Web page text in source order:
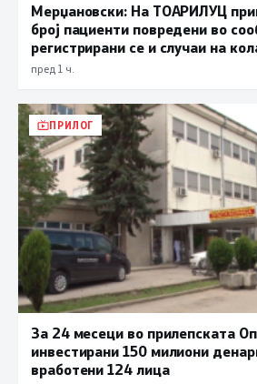
Мерџановски: На ТОАРИЛУЦ
број пациенти повредени во
регистрирани се и случаи на
од високите температури
пред 1 ч.
ПРИЛОГ
За 24 месеци во прилепската
инвестирани 150 милиони
вработени 124 лица